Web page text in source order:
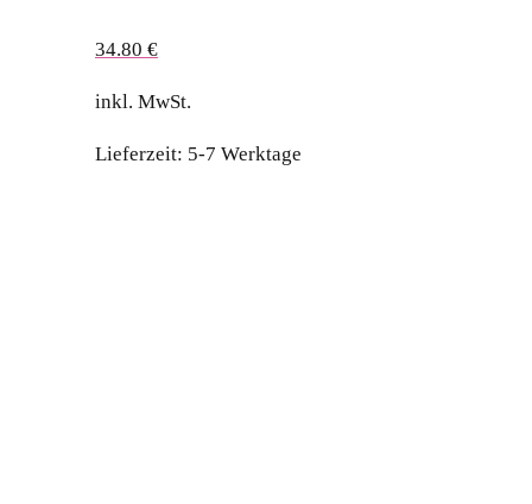
34.80 €
inkl. MwSt.
Lieferzeit: 5-7 Werktage